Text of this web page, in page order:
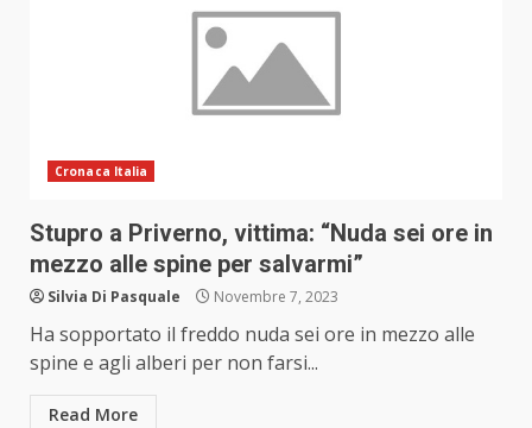
Cronaca Italia
Stupro a Priverno, vittima: “Nuda sei ore in
mezzo alle spine per salvarmi”
Silvia Di Pasquale Novembre 7, 2023
Ha sopportato il freddo nuda sei ore in mezzo alle
spine e agli alberi per non farsi...
Read More